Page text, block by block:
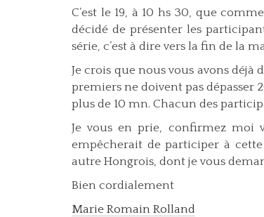
C’est le 19, à 10 hs 30, que
décidé de présenter les
série, c’est à dire vers la fin de la
Je crois que nous vous avons déjà
pre­miers ne doivent pas dépasser
plus de 10 mn. Chacun des
Je vous en prie, confirmez moi
empêcherait de participer à
autre Hongrois, dont je vous
Bien cordialement
Marie Romain Rolland